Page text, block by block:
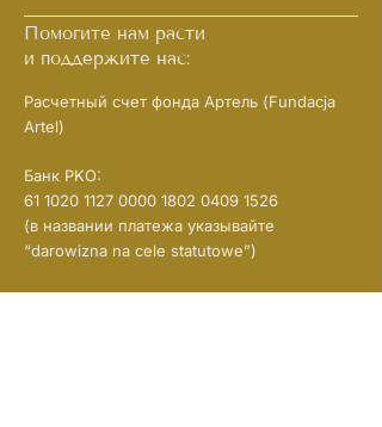
Помогите нам расти
и поддержите нас:
Расчетный счет фонда Артель (Fundacja
Artel)
Банк PKO:
61 1020 1127 0000 1802 0409 1526
(в названии платежа указывайте
“darowizna na cele statutowe”)